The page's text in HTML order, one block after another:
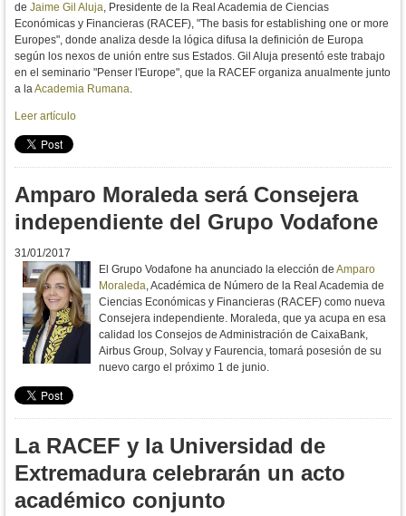
de Jaime Gil Aluja, Presidente de la Real Academia de Ciencias
Económicas y Financieras (RACEF), "The basis for establishing one or more
Europes", donde analiza desde la lógica difusa la definición de Europa
según los nexos de unión entre sus Estados. Gil Aluja presentó este trabajo
en el seminario "Penser l'Europe", que la RACEF organiza anualmente junto
a laAcademia Rumana.
Leer artículo
Amparo Moraleda será Consejera
independiente del Grupo Vodafone
31/01/2017
El Grupo Vodafone ha anunciado la elección de Amparo
Moraleda, Académica de Número de la Real Academia de
Ciencias Económicas y Financieras (RACEF) como nueva
Consejera independiente. Moraleda, que ya acupa en esa
calidad los Consejos de Administración de CaixaBank,
Airbus Group, Solvay y Faurencia, tomará posesión de su
nuevo cargo el próximo 1 de junio.
La RACEF y la Universidad de
Extremadura celebrarán un acto
académico conjunto